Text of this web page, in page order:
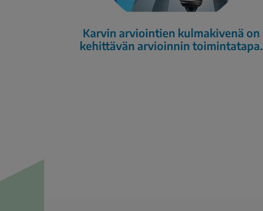
Karvin arviointien kulmakivenä on
kehittävän arvioinnin toimintatapa.